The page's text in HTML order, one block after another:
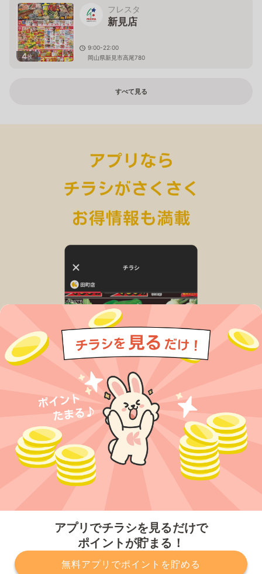
アプリでチラシを見るだけで
ポイントが貯まる！
無料アプリでポイントを貯める
4枚
フレスタ
新見店
9:00-22:00
岡山県新見市高尾780
すべて見る